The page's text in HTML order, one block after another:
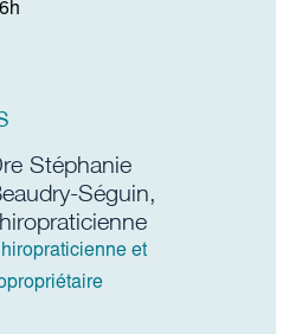
Stéphanie
Séguin,
et